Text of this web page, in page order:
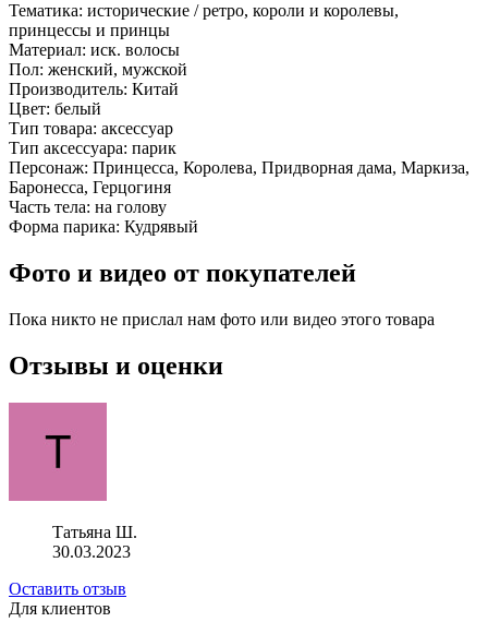
Тематика: исторические / ретро, короли и королевы,
принцессы и принцы
Материал: иск. волосы
Пол: женский, мужской
Производитель: Китай
Цвет: белый
Тип товара: аксессуар
Тип аксессуара: парик
Персонаж: Принцесса, Королева, Придворная дама, Маркиза,
Баронесса, Герцогиня
Часть тела: на голову
Форма парика: Кудрявый
Фото и видео от покупателей
Пока никто не прислал нам фото или видео этого товара
Отзывы и оценки
Татьяна Ш.
30.03.2023
Оставить отзыв
Для клиентов